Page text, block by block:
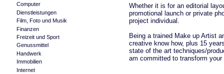
Computer
Dienstleistungen
Film, Foto und Musik
Finanzen
Freizeit und Sport
Genussmittel
Handwerk
Immobilien
Internet
Whether it is for an editorial
promotional launch or private
project individual.
Being a trained Make up Artist
creative know how, plus 15
state of the art techniques/
am committed to transform